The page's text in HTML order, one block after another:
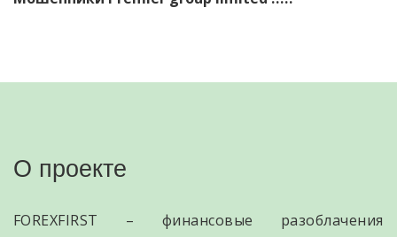
О проекте
FOREXFIRST – финансовые разоблачения